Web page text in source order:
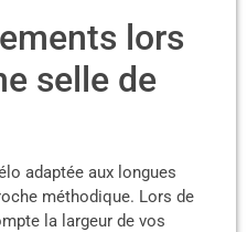
lors
selle de
adaptée aux longues
méthodique. Lors de
la largeur de vos